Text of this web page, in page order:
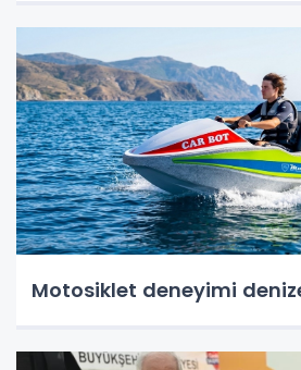
Motosiklet deneyimi